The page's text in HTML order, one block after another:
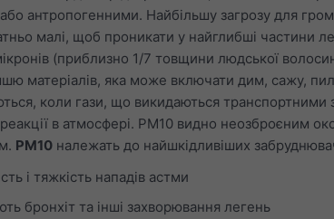
антропогенними. Найбільшу загрозу для
малі, щоб проникати у найглибші частини
(приблизно 1/7 товщини людської
матеріалів, яка може включати дим, сажу,
коли гази, що викидаються транспортними
в атмосфері. PM10 видно неозброєним
PM10 належать до найшкідливіших
і тяжкість нападів астми
бронхіт та інші захворювання легень